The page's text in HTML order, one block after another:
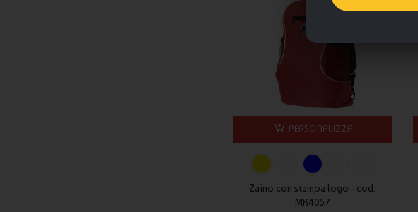
PERSONALIZZA
Zaino con stampa logo - cod.
MK4057